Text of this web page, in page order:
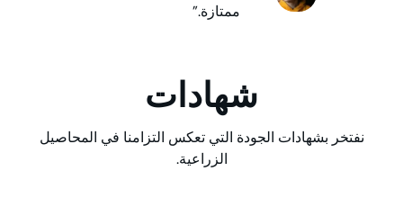
ممتازة.”
شهادات
نفتخر بشهادات الجودة التي تعكس التزامنا في المحاصيل
الزراعية.